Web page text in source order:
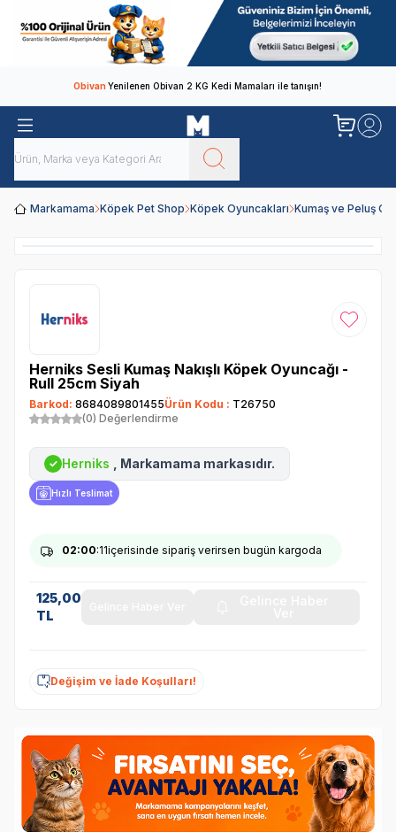
ObivanYenilenen Obivan 2 KG Kedi Mamaları ile tanışın!
Markamama Köpek Pet Shop Köpek Oyuncakları Kumaş ve Peluş
Favoriye
Herniks Sesli Kumaş Nakışlı Köpek Oyuncağı -
Rull 25cm Siyah
Barkod: 8684089801455Ürün Kodu : T26750
(0) Değerlendirme
✓ Herniks , Markamama markasıdır.
Hızlı Teslimat
02:00:11içerisinde sipariş verirsen bugün kargoda
125,00
TL
Değişim ve İade Koşulları!